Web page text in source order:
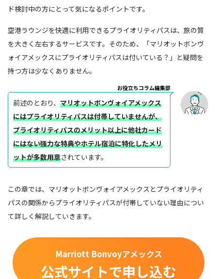
ド検討中の方にとって気になるポイントです。
空港ラウンジを快適に利用できるプライオリティパスは、旅の質
を大きく左右するサービスです。そのため、「マリオットボンヴ
ォイアメックスにプライオリティパスは付いている？」と疑問を
持つ方は少なくありません。
お役立ちコラム編集部
前述のとおり、 マリオットボンヴォイアメックス
にはプライオリティパスは付帯していませんが、
プライオリティパスのメリット以上に他社カード
にはない強力な特典やホテル宿泊に特化したメリ
ットが多数用意されています。
この章では、マリオットボンヴォイアメックスとプライオリティ
パスの関係からプライオリティパスが付帯していない理由につい
て詳しく解説していきます。
Marriott Bonvoyアメックス
公式サイトで申し込む